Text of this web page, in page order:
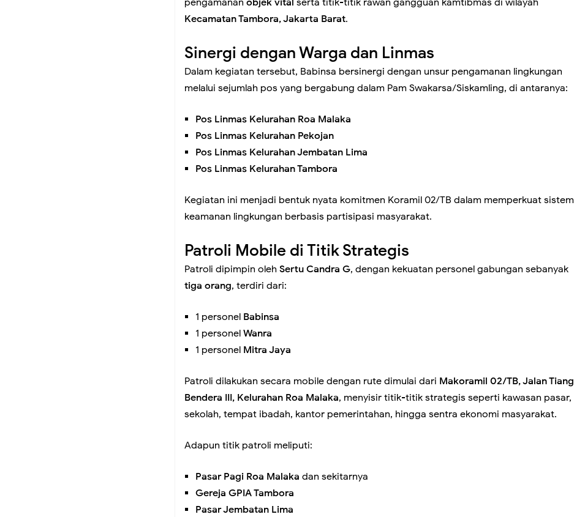
Koramil 02/Tambora Intensifkan Patroli Malam, Ciptakan Rasa Aman dan Cegah Tawuran di
Koramil 02/Tambora Intensif Pantau Harga Sembako, Pastikan Stok Bahan Pokok Aman
Koramil 02/Tambora Pastikan Seluruh Wilayah Binaan Aman, Monitoring Dini Hari
Koramil 02/Tambora Perkuat Komsos, Babinsa Ajak Warga Waspada Cuaca Ekstrem dan
Tangkal Hoaks
Koramil 02/Tambora Perkuat Komsos, Babinsa Ajak Warga Waspada Cuaca Ekstrem dan
Tangkal Hoaks
Lingkungan Bersama Warga
Koramil 02/Tambora Intensif Monitoring Wilayah, Seluruh Kelurahan Terpantau Bebas
pengamanan objek vital serta titik-titik rawan gangguan kamtibmas di wilayah
Kecamatan Tambora, Jakarta Barat.
Sinergi dengan Warga dan Linmas
Dalam kegiatan tersebut, Babinsa bersinergi dengan unsur pengamanan lingkungan
melalui sejumlah pos yang bergabung dalam Pam Swakarsa/Siskamling, di antaranya:
Pos Linmas Kelurahan Roa Malaka
Pos Linmas Kelurahan Pekojan
Pos Linmas Kelurahan Jembatan Lima
Pos Linmas Kelurahan Tambora
Kegiatan ini menjadi bentuk nyata komitmen Koramil 02/TB dalam memperkuat sistem
keamanan lingkungan berbasis partisipasi masyarakat.
Patroli Mobile di Titik Strategis
Patroli dipimpin oleh Sertu Candra G, dengan kekuatan personel gabungan sebanyak
tiga orang, terdiri dari:
1 personel Babinsa
1 personelWanra
1 personel Mitra Jaya
Patroli dilakukan secara mobile dengan rute dimulai dari Makoramil 02/TB, Jalan Tiang
Bendera III, Kelurahan Roa Malaka, menyisir titik-titik strategis seperti kawasan pasar,
sekolah, tempat ibadah, kantor pemerintahan, hingga sentra ekonomi masyarakat.
Adapun titik patroli meliputi:
Pasar Pagi Roa Malaka dan sekitarnya
Gereja GPIA Tambora
Pasar Jembatan Lima